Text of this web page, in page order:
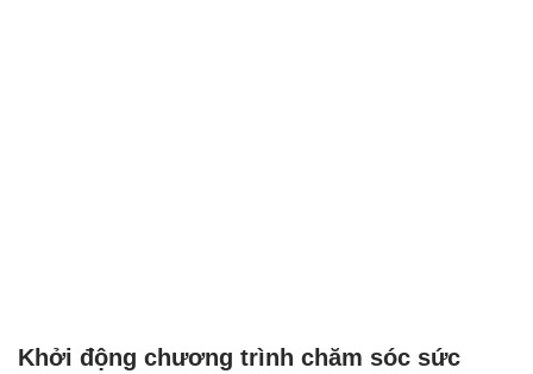
Khởi động chương trình chăm sóc sức